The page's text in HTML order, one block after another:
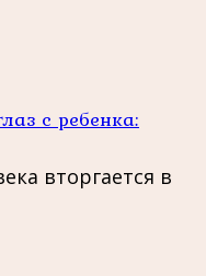
с ребенка:
вторгается в